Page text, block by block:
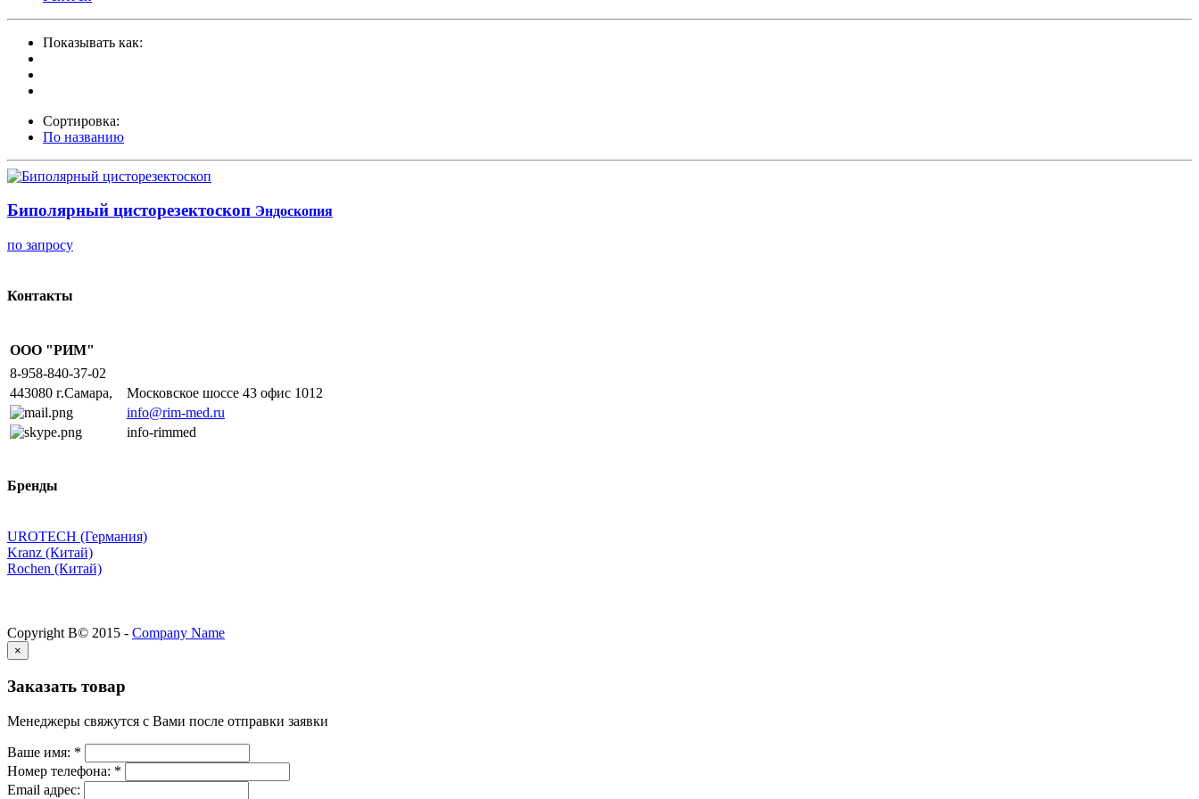
Показывать как:
Сортировка:
По названию
Биполярный цисторезектоскоп Эндоскопия
по запросу
Контакты
ООО "РИМ"
8-958-840-37-02
443080 г.Самара,
Московское шоссе 43 офис 1012
info@rim-med.ru
info-rimmed
Бренды
UROTECH (Германия)
Kranz (Китай)
Rochen (Китай)
Copyright В© 2015 - Company Name
×
Заказать товар
Менеджеры свяжутся с Вами после отправки заявки
Ваше имя: *
Номер телефона: *
Email адрес: